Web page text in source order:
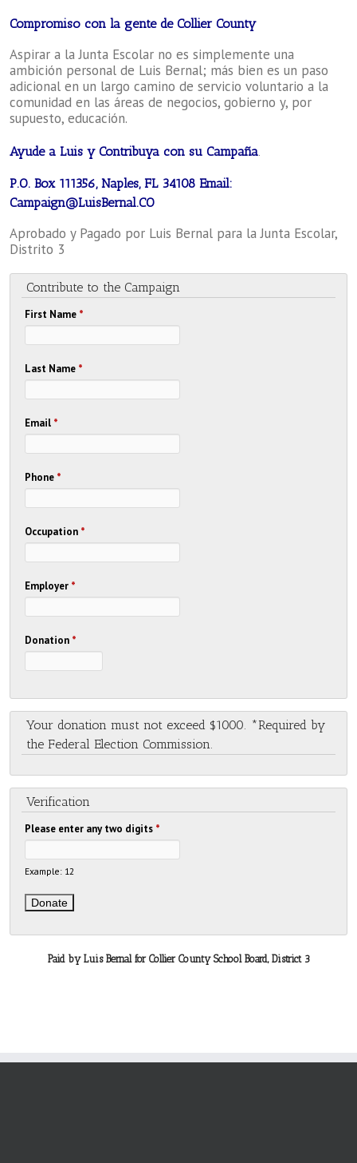
Compromiso con la gente de Collier County
Aspirar a la Junta Escolar no es simplemente una
ambición personal de Luis Bernal; más bien es un paso
adicional en un largo camino de servicio voluntario a la
comunidad en las áreas de negocios, gobierno y, por
supuesto, educación.
Ayude a Luis y Contribuya con su Campaña.
P.O. Box 111356, Naples, FL 34108 Email:
Campaign@LuisBernal.CO
Aprobado y Pagado por Luis Bernal para la Junta Escolar,
Distrito 3
Contribute to the Campaign
First Name *
Last Name *
Email *
Phone *
Occupation *
Employer *
Donation *
Your donation must not exceed $1000. *Required by
the Federal Election Commission.
Verification
Please enter any two digits *
Example: 12
Paid by Luis Bernal for Collier County School Board, District 3